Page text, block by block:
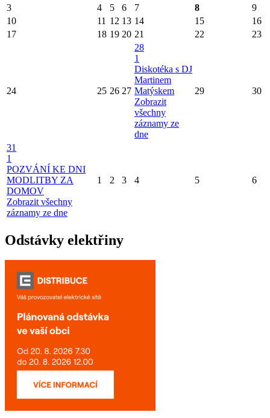
3 4 5 6 7 8
9
10
11 12 13 14 15
16
17
18 19 20 21 22 23
24 25 26 27
28
1
Diskotéka s DJ
Martinem
Matýskem
Zobrazit
všechny
záznamy ze
dne
29 30
31
1
POZVÁNÍ KE DNI
MODLITBY ZA
DOMOV
Zobrazit všechny
záznamy ze dne
1 2 3 4 5 6
Odstávky elektřiny